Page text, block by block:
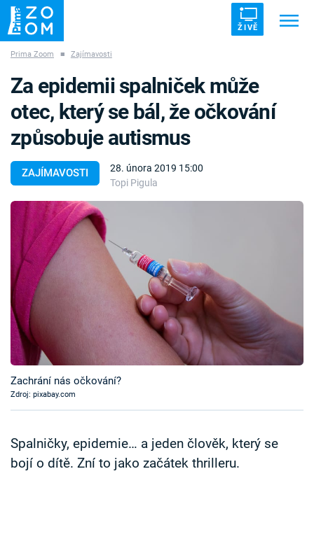
ŽIVĚ
ZÁHADY VETŘELCI DÁVNOVĚKU
Témata
Témata
Pořady
TV Program
Časopis
Sledujte prima+
Sledujte nás
Prima Zoom ■ Zajímavosti
ZAJÍMAVOSTI
28. února 2019 15:00
Topi Pigula
Za epidemii spalniček může
otec, který se bál, že očkování
způsobuje autismus
Zachrání nás očkování?
Zdroj: pixabay.com
Spalničky, epidemie… a jeden člověk, který se
bojí o dítě. Zní to jako začátek thrilleru.